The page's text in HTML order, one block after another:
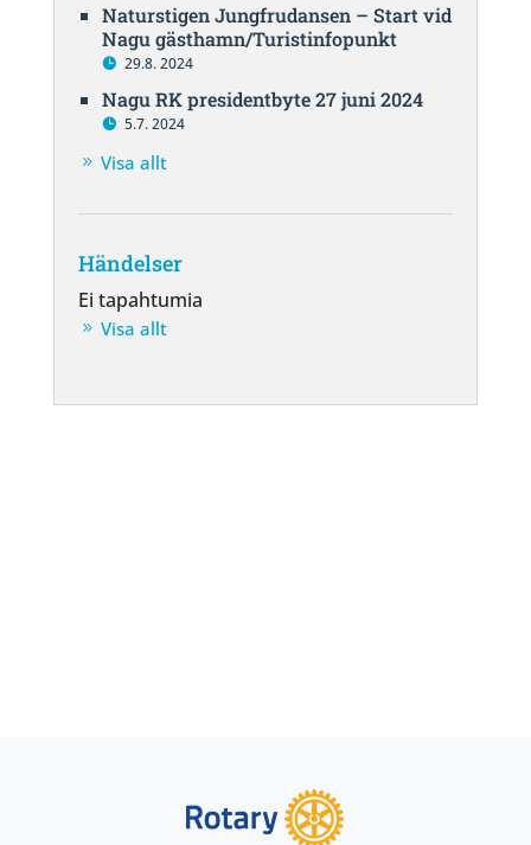
Naturstigen Jungfrudansen – Start vid
Nagu gästhamn/Turistinfopunkt
29.8. 2024
Nagu RK presidentbyte 27 juni 2024
5.7. 2024
Visa allt
Händelser
Ei tapahtumia
Visa allt